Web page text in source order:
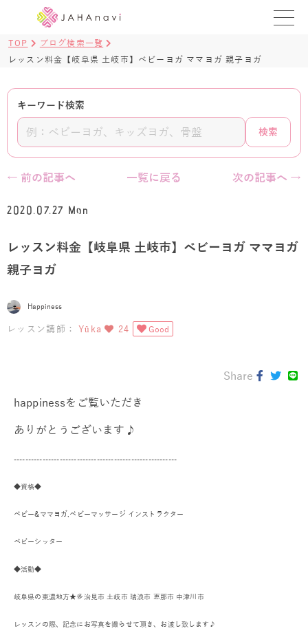
レッスンを探す
BLOG
ヨガ資格講座 ›
TOP
ブログ検索一覧
レッスン料金【岐阜県 土岐市】ベビーヨガ ママヨガ 親子ヨガ
キーワード検索
検索
← 前の記事へ 一覧に戻る 次の記事へ →
2020.07.27 Mon
レッスン料金【岐阜県 土岐市】ベビーヨガ ママヨガ
親子ヨガ
Happiness
レッスン講師： Yûka 24 Good
Share
happinessをご覧いただき
ありがとうございます♪
---------------------------------------------------------
◆資格◆
ベビー&ママヨガ,ベビーマッサージ インストラクター
ベビーシッター
◆活動◆
岐阜県の東濃地方★多治見市 土岐市 瑞浪市 恵那市 中津川市
レッスンの際、記念にお写真を撮らせて頂き、お渡し致します♪